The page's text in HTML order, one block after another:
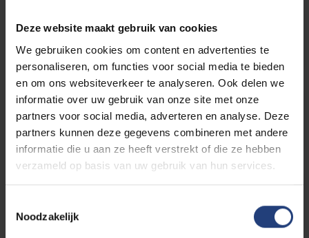
Deze website maakt gebruik van cookies
We gebruiken cookies om content en advertenties te
personaliseren, om functies voor social media te bieden
en om ons websiteverkeer te analyseren. Ook delen we
informatie over uw gebruik van onze site met onze
partners voor social media, adverteren en analyse. Deze
partners kunnen deze gegevens combineren met andere
informatie die u aan ze heeft verstrekt of die ze hebben
verzameld op basis van uw gebruik van hun services.
Noodzakelijk
Expert in Medical Physics
Algology